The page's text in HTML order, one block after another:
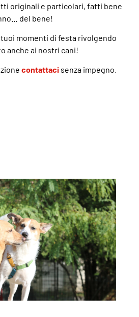
originali e particolari, fatti bene
del bene!
momenti di festa rivolgendo
anche ai nostri cani!
contattaci senza impegno.